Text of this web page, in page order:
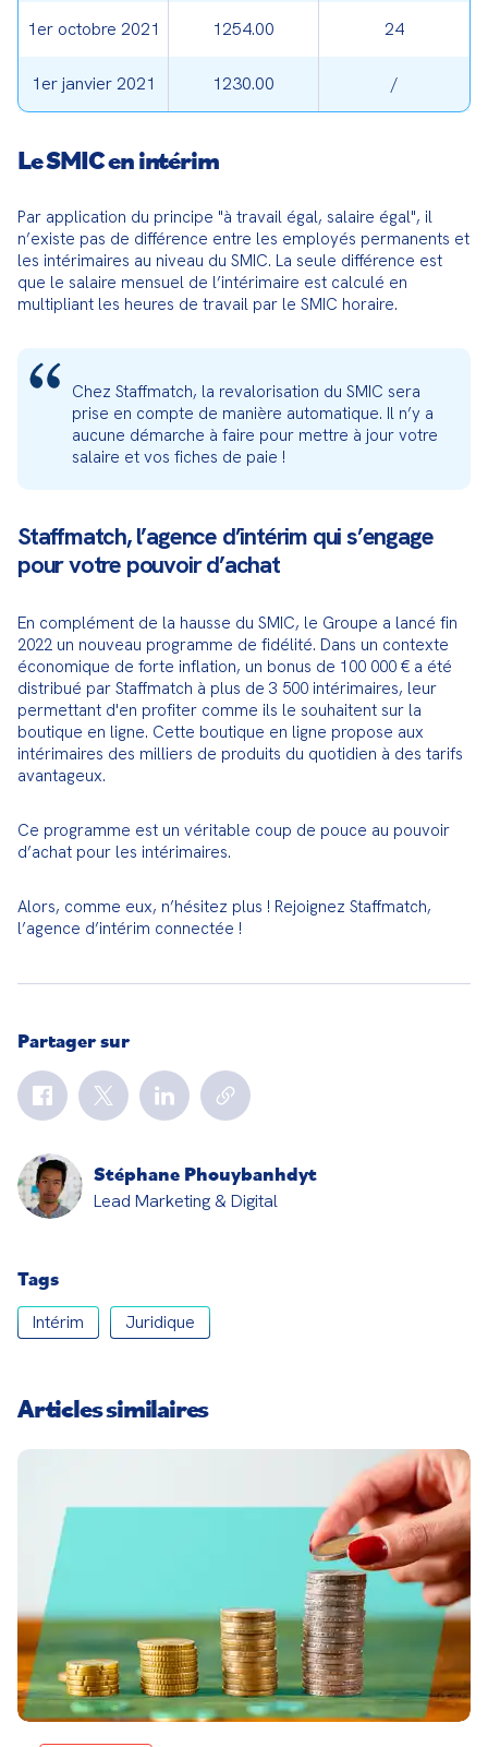
1er octobre 2021 1254.00 24
1er janvier 2021 1230.00 /
Le SMIC en intérim
Par application du principe "à travail égal, salaire égal", il
n’existe pas de différence entre les employés permanents et
les intérimaires au niveau du SMIC. La seule différence est
que le salaire mensuel de l’intérimaire est calculé en
multipliant les heures de travail par le SMIC horaire.
Chez Staffmatch, la revalorisation du SMIC sera
prise en compte de manière automatique. Il n’y a
aucune démarche à faire pour mettre à jour votre
salaire et vos fiches de paie !
Staffmatch, l’agence d’intérim qui s’engage
pour votre pouvoir d’achat
En complément de la hausse du SMIC, le Groupe a lancé fin
2022 un nouveau programme de fidélité. Dans un contexte
économique de forte inflation, un bonus de 100 000 € a été
distribué par Staffmatch à plus de 3 500 intérimaires, leur
permettant d'en profiter comme ils le souhaitent sur la
boutique en ligne. Cette boutique en ligne propose aux
intérimaires des milliers de produits du quotidien à des tarifs
avantageux.
Ce programme est un véritable coup de pouce au pouvoir
d’achat pour les intérimaires.
Alors, comme eux, n’hésitez plus ! Rejoignez Staffmatch,
l’agence d’intérim connectée !
Partager sur
Stéphane Phouybanhdyt
Lead Marketing & Digital
Tags
Intérim Juridique
Articles similaires